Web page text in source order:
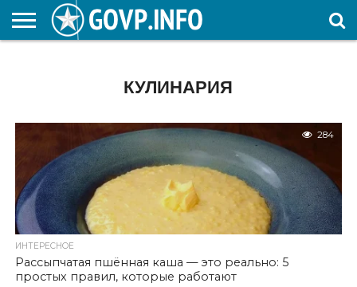
КУЛИНАРИЯ
284
ИНТЕРЕСНОЕ
Рассыпчатая пшённая каша — это реально: 5
простых правил, которые работают